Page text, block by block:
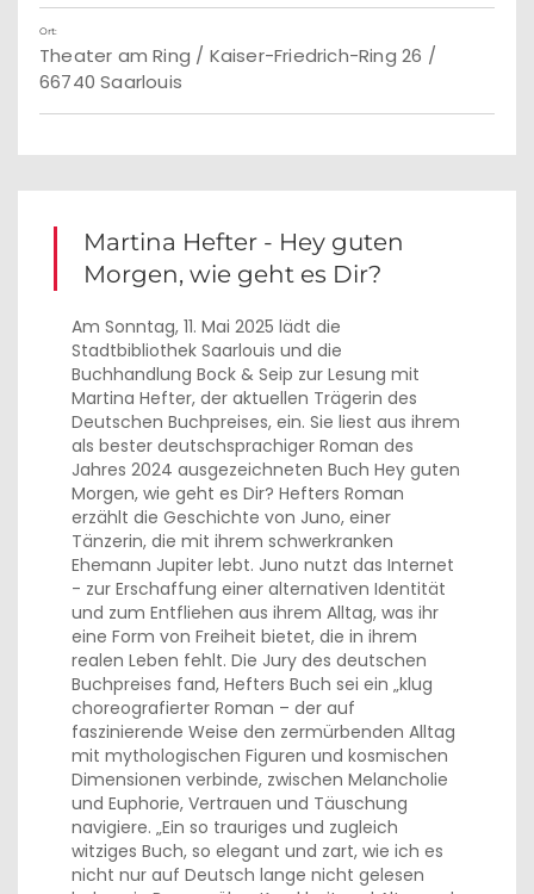
Ort:
Theater am Ring / Kaiser-Friedrich-Ring 26 /
66740 Saarlouis
Martina Hefter - Hey guten
Morgen, wie geht es Dir?
Am Sonntag, 11. Mai 2025 lädt die
Stadtbibliothek Saarlouis und die
Buchhandlung Bock & Seip zur Lesung mit
Martina Hefter, der aktuellen Trägerin des
Deutschen Buchpreises, ein. Sie liest aus ihrem
als bester deutschsprachiger Roman des
Jahres 2024 ausgezeichneten Buch Hey guten
Morgen, wie geht es Dir? Hefters Roman
erzählt die Geschichte von Juno, einer
Tänzerin, die mit ihrem schwerkranken
Ehemann Jupiter lebt. Juno nutzt das Internet
- zur Erschaffung einer alternativen Identität
und zum Entfliehen aus ihrem Alltag, was ihr
eine Form von Freiheit bietet, die in ihrem
realen Leben fehlt. Die Jury des deutschen
Buchpreises fand, Hefters Buch sei ein „klug
choreografierter Roman – der auf
faszinierende Weise den zermürbenden Alltag
mit mythologischen Figuren und kosmischen
Dimensionen verbinde, zwischen Melancholie
und Euphorie, Vertrauen und Täuschung
navigiere. „Ein so trauriges und zugleich
witziges Buch, so elegant und zart, wie ich es
nicht nur auf Deutsch lange nicht gelesen